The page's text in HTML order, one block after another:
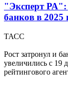
"Эксперт РА":
банков в 2025
ТАСС
Рост затронул и
увеличились с 19
рейтингового